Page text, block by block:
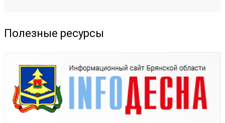
Полезные ресурсы